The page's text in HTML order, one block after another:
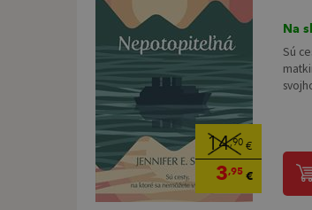
14,90€
3,95€
Na
Sú